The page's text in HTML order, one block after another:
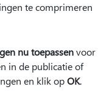
te comprimeren
nu toepassenvoor
in de publicatie of
en klik opOK.